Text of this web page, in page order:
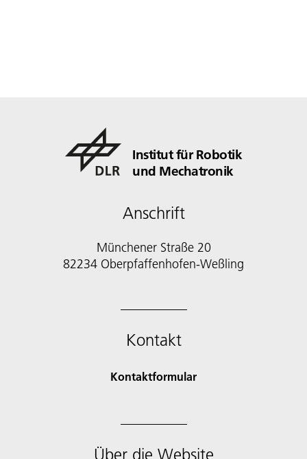
Institut für Robotik
und Mechatronik
Anschrift
Münchener Straße 20
82234 Oberpfaffenhofen-Weßling
Kontakt
Kontaktformular
Über die Website